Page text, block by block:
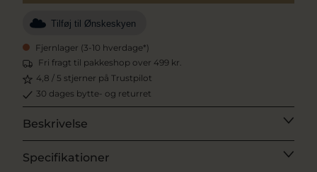
Tilføj til Ønskeskyen
Fjernlager (3-10 hverdage*)
Fri fragt til pakkeshop over 499 kr.
4,8 / 5 stjerner på Trustpilot
30 dages bytte- og returret
Beskrivelse
Specifikationer